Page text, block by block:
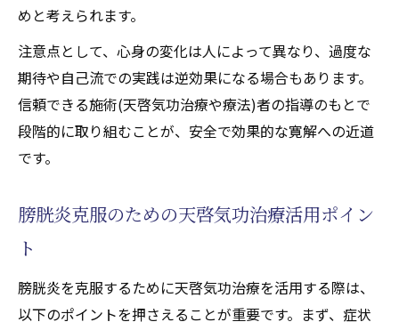
心身の再生を促す天啓気功治療や療法で活性化
するクンダリニー覚醒と膀胱炎寛解の関係
天啓気功治療や療法で活性化するクンダリ
ニー覚醒が膀胱炎寛解に寄与する理由
天啓気功治療による心身再生のステップ
天啓気功治療や療法で活性化するクンダリ
天啓気功治療が心の安定と体調回復を導く
流れ
めと考えられます。
注意点として、心身の変化は人によって異なり、過度な
期待や自己流での実践は逆効果になる場合もあります。
信頼できる施術(天啓気功治療や療法)者の指導のもとで
段階的に取り組むことが、安全で効果的な寛解への近道
です。
膀胱炎克服のための天啓気功治療活用ポイン
ト
膀胱炎を克服するために天啓気功治療を活用する際は、
以下のポイントを押さえることが重要です。まず、症状